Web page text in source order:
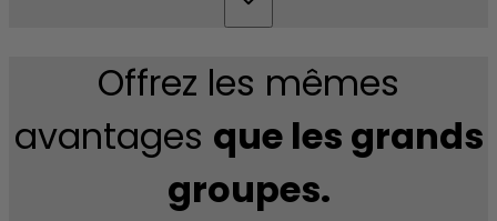
Offrez les mêmes
avantages que les grands
groupes.